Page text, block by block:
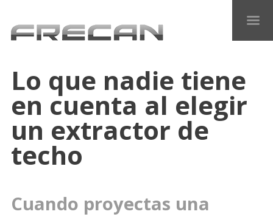
Lo que nadie tiene
en cuenta al elegir
un extractor de
techo
Cuando proyectas una